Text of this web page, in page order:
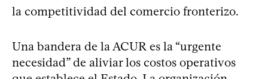
la competitividad del comercio fronterizo.
Una bandera de la ACUR es la “urgente
necesidad” de aliviar los costos operativos